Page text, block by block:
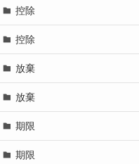
控除
控除
放棄
放棄
期限
期限